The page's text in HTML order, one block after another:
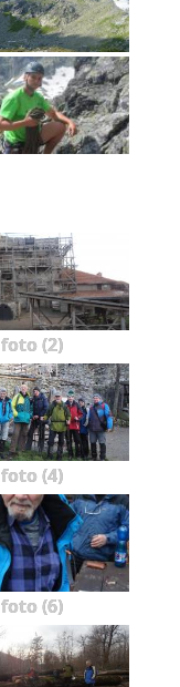
foto (2)
foto (4)
foto (6)